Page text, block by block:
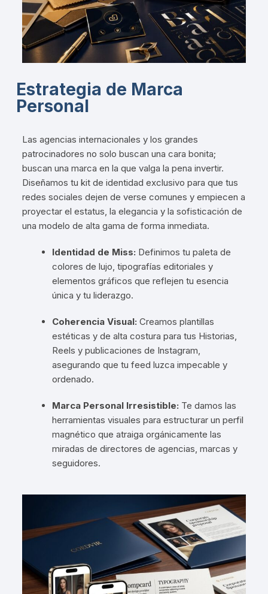
Estrategia de Marca
Personal
Las agencias internacionales y los grandes
patrocinadores no solo buscan una cara bonita;
buscan una marca en la que valga la pena invertir.
Diseñamos tu kit de identidad exclusivo para que tus
redes sociales dejen de verse comunes y empiecen a
proyectar el estatus, la elegancia y la sofisticación de
una modelo de alta gama de forma inmediata.
Identidad de Miss: Definimos tu paleta de
colores de lujo, tipografías editoriales y
elementos gráficos que reflejen tu esencia
única y tu liderazgo.
Coherencia Visual: Creamos plantillas
estéticas y de alta costura para tus Historias,
Reels y publicaciones de Instagram,
asegurando que tu feed luzca impecable y
ordenado.
Marca Personal Irresistible: Te damos las
herramientas visuales para estructurar un perfil
magnético que atraiga orgánicamente las
miradas de directores de agencias, marcas y
seguidores.